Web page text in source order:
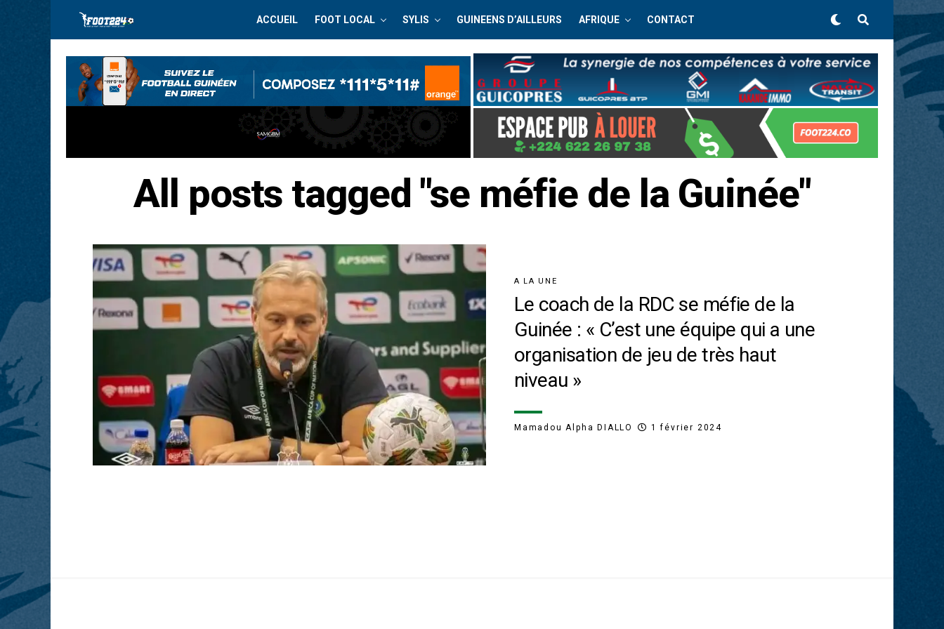
ACCUEIL FOOT LOCAL SYLIS GUINEENS D’AILLEURS AFRIQUE CONTACT
All posts tagged "se méfie de la Guinée"
A LA UNE
Le coach de la RDC se méfie de la
Guinée : « C’est une équipe qui a une
organisation de jeu de très haut
niveau »
Mamadou Alpha DIALLO 1 février 2024